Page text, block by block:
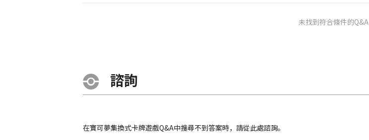
未找到符合條件的Q&A
諮詢
在寶可夢集換式卡牌遊戲Q&A中搜尋不到答案時，請從此處諮詢。